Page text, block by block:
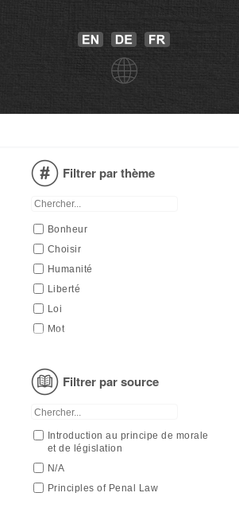
Filtrer par thème
Bonheur
Choisir
Humanité
Liberté
Loi
Mot
Plaisir
Souffrance
Vertu
Filtrer par source
Introduction au principe de morale
et de législation
N/A
Principles of Penal Law